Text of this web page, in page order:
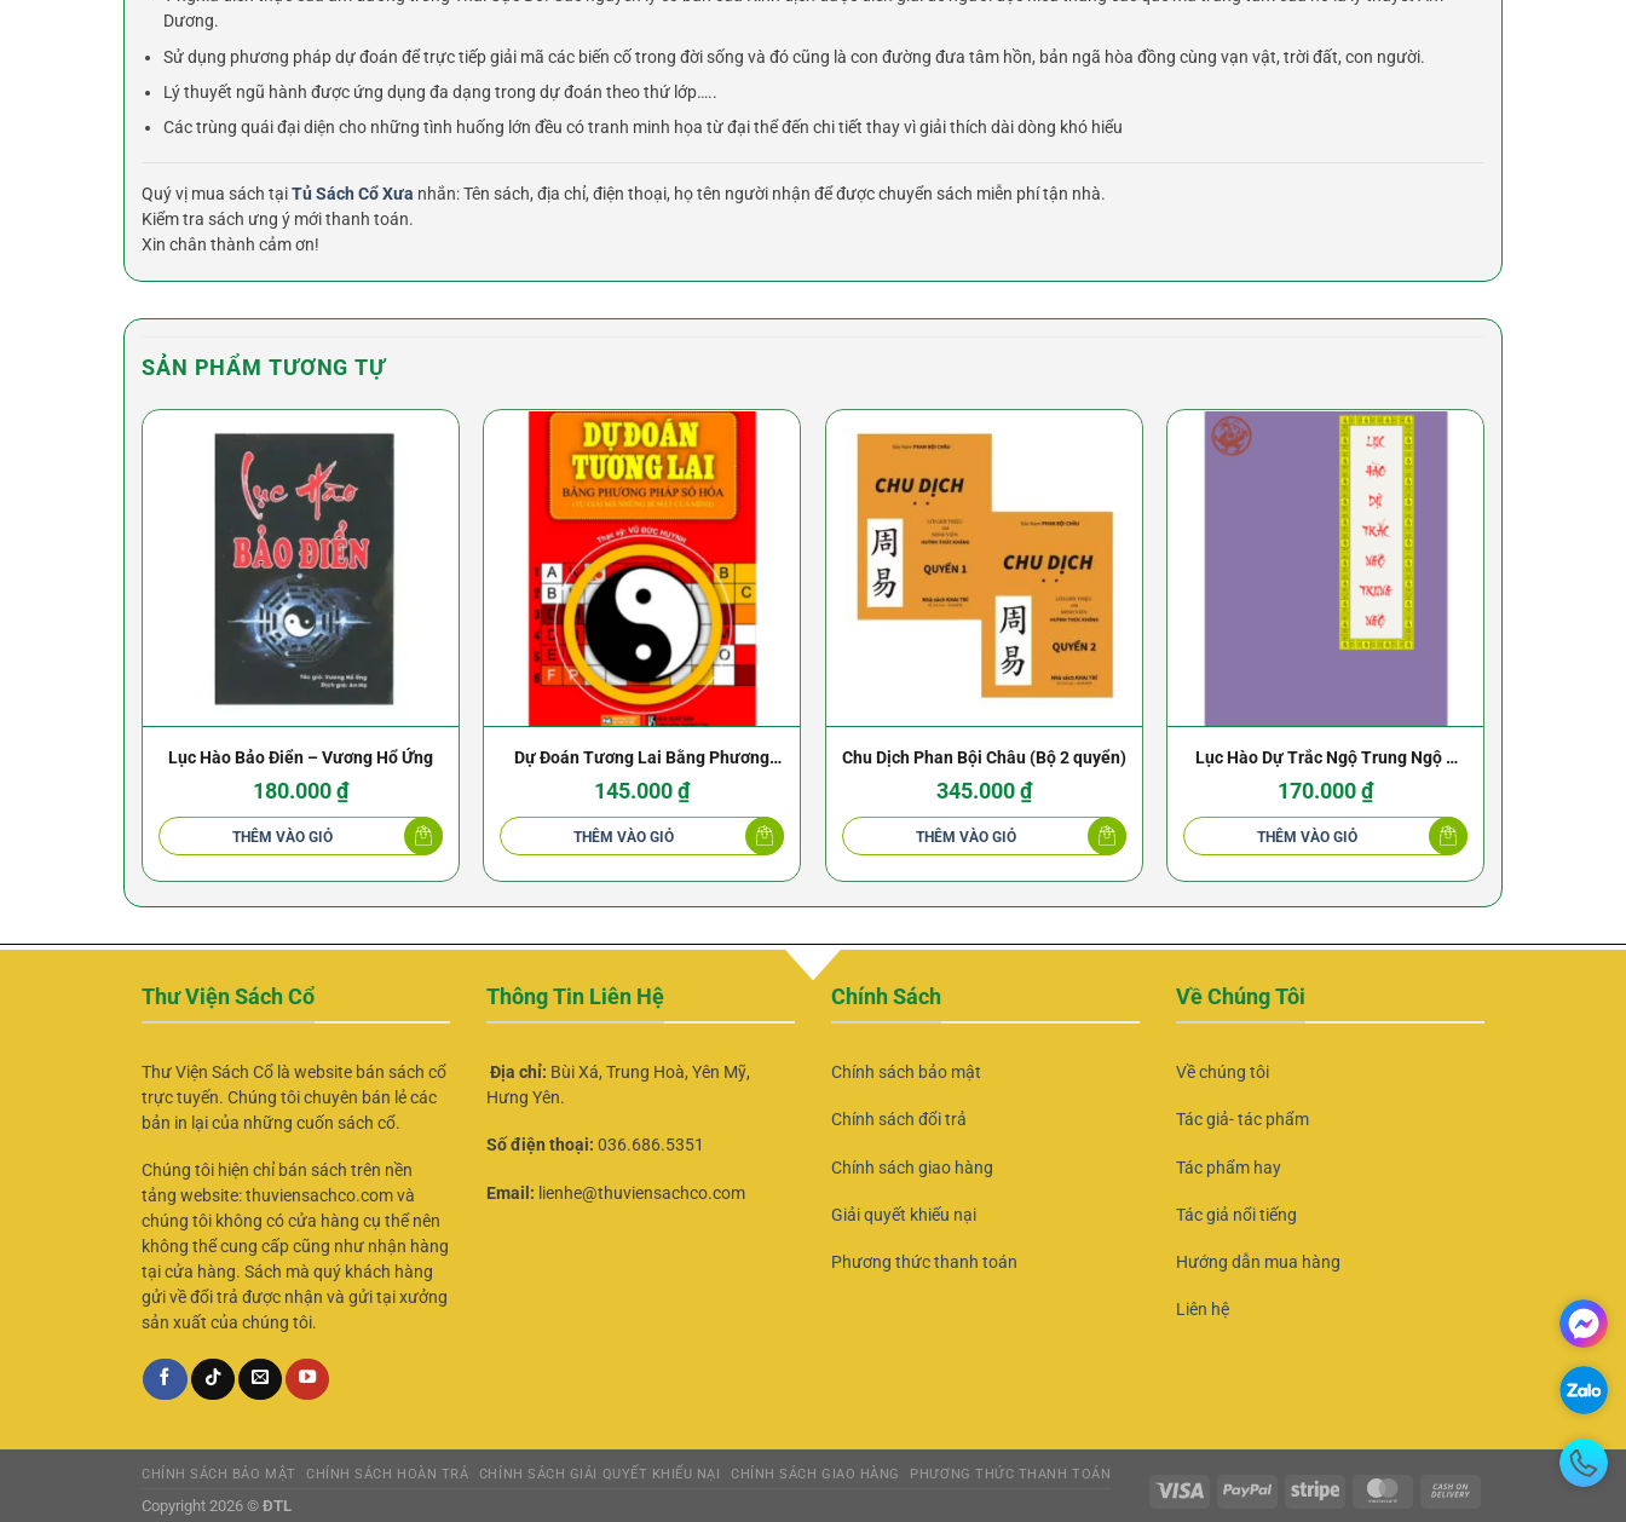
Dương.
Sử dụng phương pháp dự đoán để trực tiếp giải mã các biến cố trong đời sống và đó cũng là con đường đưa tâm hồn, bản ngã hòa đồng cùng vạn vật, trời đất, con người.
Lý thuyết ngũ hành được ứng dụng đa dạng trong dự đoán theo thứ lớp…..
Các trùng quái đại diện cho những tình huống lớn đều có tranh minh họa từ đại thể đến chi tiết thay vì giải thích dài dòng khó hiểu
Quý vị mua sách tạiTủ Sách Cổ Xưa nhắn: Tên sách, địa chỉ, điện thoại, họ tên người nhận để được chuyển sách miễn phí tận nhà.
Kiểm tra sách ưng ý mới thanh toán.
Xin chân thành cảm ơn!
SẢN PHẨM TƯƠNG TỰ
Lục Hào Bảo Điển – Vương Hổ Ứng
180.000₫
THÊM VÀO GIỎ
Dự Đoán Tương Lai Bằng Phương
Pháp Số Hóa
145.000₫
THÊM VÀO GIỎ
Chu Dịch Phan Bội Châu (Bộ 2 quyển)
345.000₫
THÊM VÀO GIỎ
Lục Hào Dự Trắc Ngộ Trung Ngộ –
Vương Hổ Ứng
170.000₫
THÊM VÀO GIỎ
Thư Viện Sách Cổ
Thư Viện Sách Cổ là website bán sách cổ
trực tuyến. Chúng tôi chuyên bán lẻ các
bản in lại của những cuốn sách cổ.
Chúng tôi hiện chỉ bán sách trên nền
tảng website: thuviensachco.com và
chúng tôi không có cửa hàng cụ thể nên
không thể cung cấp cũng như nhận hàng
tại cửa hàng. Sách mà quý khách hàng
gửi về đổi trả được nhận và gửi tại xưởng
sản xuất của chúng tôi.
Thông Tin Liên Hệ
Địa chỉ: Bùi Xá, Trung Hoà, Yên Mỹ,
Hưng Yên.
Số điện thoại: 036.686.5351
Email: lienhe@thuviensachco.com
Chính Sách
Chính sách bảo mật
Chính sách đổi trả
Chính sách giao hàng
Giải quyết khiếu nại
Phương thức thanh toán
Về Chúng Tôi
Về chúng tôi
Tác giả- tác phẩm
Tác phẩm hay
Tác giả nổi tiếng
Hướng dẫn mua hàng
Liên hệ
CHÍNH SÁCH BẢO MẬT CHÍNH SÁCH HOÀN TRẢ CHÍNH SÁCH GIẢI QUYẾT KHIẾU NẠI CHÍNH SÁCH GIAO HÀNG PHƯƠNG THỨC THANH TOÁN
Copyright 2026 © ĐTL